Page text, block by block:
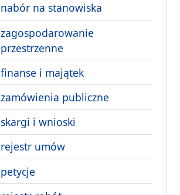
nabór na stanowiska
zagospodarowanie
przestrzenne
finanse i majątek
zamówienia publiczne
skargi i wnioski
rejestr umów
petycje